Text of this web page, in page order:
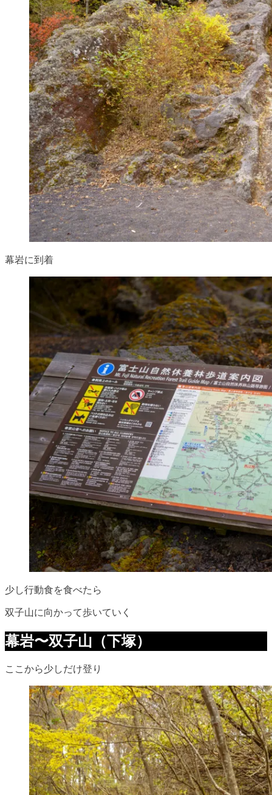
幕岩に到着
少し行動食を食べたら
双子山に向かって歩いていく
幕岩〜双子山（下塚）
ここから少しだけ登り